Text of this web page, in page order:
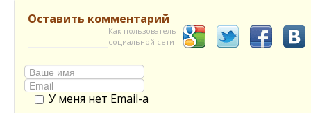
Оставить комментарий
Как пользователь
социальной сети
У меня нет Email-а